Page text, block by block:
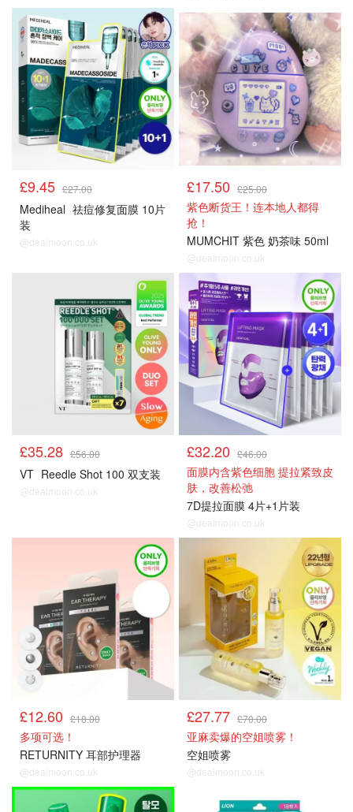
£9.45 £27.00
Mediheal 祛痘修复面膜 10片
装
@dealmoon.co.uk
£17.50 £25.00
紫色断货王！连本地人都得
抢！
MUMCHIT 紫色 奶茶味 50ml
@dealmoon.co.uk
£35.28 £56.00
VT Reedle Shot 100 双支装
@dealmoon.co.uk
£32.20 £46.00
面膜内含紫色细胞 提拉紧致皮
肤，改善松弛
7D提拉面膜 4片+1片装
@dealmoon.co.uk
£12.60 £18.00
多项可选！
RETURNITY 耳部护理器
@dealmoon.co.uk
£27.77 £70.00
亚麻卖爆的空姐喷雾！
空姐喷雾
@dealmoon.co.uk